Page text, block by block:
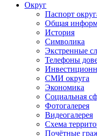
Округ
Паспорт
Общая
История
Символика
Экстренные
Телефоны
СМИ округа
Экономика
Социальная
Фотогалерея
Видеогалерея
Схема
Почётные